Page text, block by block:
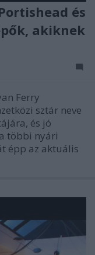
és
akiknek
Ferry
sztár neve
és jó
többi nyári
épp az aktuális